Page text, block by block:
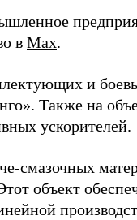
в Max.
и
Также на
ускорителей.
смазочных
объект